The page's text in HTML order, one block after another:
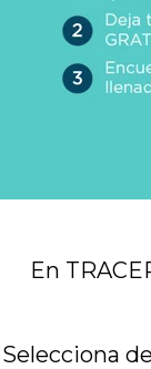
En
Selecciona